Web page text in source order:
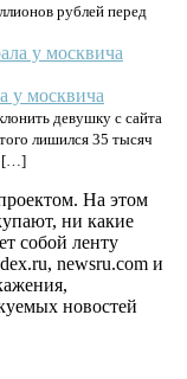
рублей перед
у москвича
девушку с сайта
лишился 35 тысяч
[…]
На этом
ни какие
собой ленту
newsru.com и
новостей